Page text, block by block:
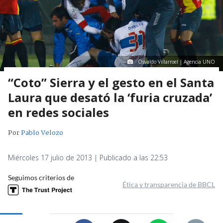
Osvaldo Villarroel | Agencia UNO
“Coto” Sierra y el gesto en el Santa
Laura que desató la ‘furia cruzada’
en redes sociales
PorPablo Velozo
Miércoles 17 julio de 2013 | Publicado a las 22:53
Seguimos criterios de
Ética y transparencia de BBCL